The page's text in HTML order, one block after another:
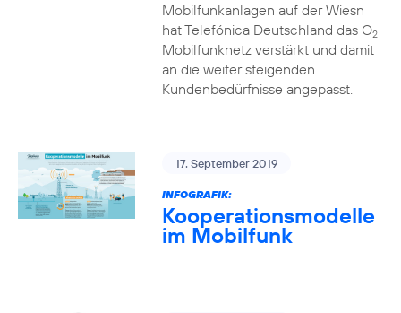
Mobilfunkanlagen auf der Wiesn
hat Telefónica Deutschland das O2
Mobilfunknetz verstärkt und damit
an die weiter steigenden
Kundenbedürfnisse angepasst.
17. September 2019
INFOGRAFIK:
Kooperationsmodelle
im Mobilfunk